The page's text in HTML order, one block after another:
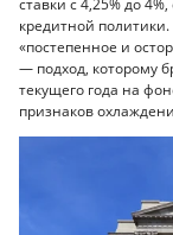
ставки с 4,25% до
кредитной
«постепенное и
— подход, которому
текущего года на
признаков